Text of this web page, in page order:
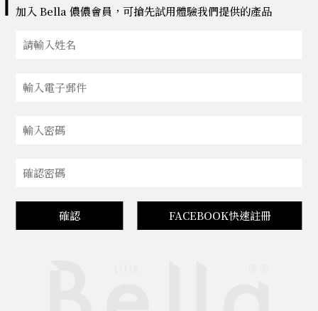
加入 Bella 儂儂會員，可搶先試用體驗我們提供的產品
確認 FACEBOOK快速註冊